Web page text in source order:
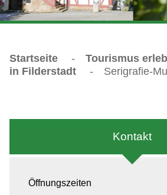
Startseite - Tourismus
in Filderstadt
- Serigrafie-
Kontakt
Öffnungszeiten